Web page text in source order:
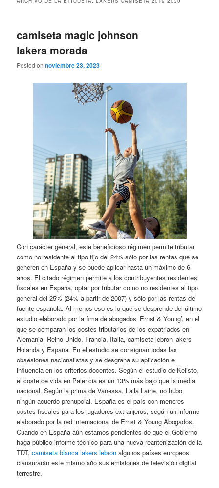
camiseta magic johnson
lakers morada
Posted onnoviembre 23, 2023
Con carácter general, este beneficioso régimen permite tributar
como no residente al tipo fijo del 24% sólo por las rentas que se
generen en España y se puede aplicar hasta un máximo de 6
años. El citado régimen permite a los contribuyentes residentes
fiscales en España, optar por tributar como no residentes al tipo
general del 25% (24% a partir de 2007) y sólo por las rentas de
fuente española. Al menos eso es lo que se desprende del último
estudio elaborado por la fima de abogados ‘Ernst & Young’, en el
que se comparan los costes tributarios de los expatriados en
Alemania, Reino Unido, Francia, Italia, camiseta lebron lakers
Holanda y España. En el estudio se consignan todas las
obsesiones nacionalistas y se desgrana su aplicación e
influencia en los criterios docentes. Según el estudio de Kelisto,
el coste de vida en Palencia es un 13% más bajo que la media
nacional. Según la prima de Vanessa, Laila Laine, no hubo
ningún acuerdo prenupcial. España es el país con menores
costes fiscales para los jugadores extranjeros, según un informe
elaborado por la red internacional de Ernst & Young Abogados.
Cuando en España aún estamos pendientes de que el Gobierno
haga público informe técnico para una nueva reantenización de la
TDT,camiseta blanca lakers lebron algunos países europeos
clausurarán este mismo año sus emisiones de televisión digital
terrestre.